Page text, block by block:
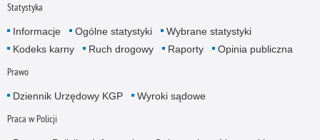
Statystyka
Informacje Ogólne statystyki
Wybrane statystyki
Kodeks karny
Ruch drogowy Raporty Opinia publiczna
Prawo
Dziennik Urzędowy KGP Wyroki sądowe
Praca w Policji